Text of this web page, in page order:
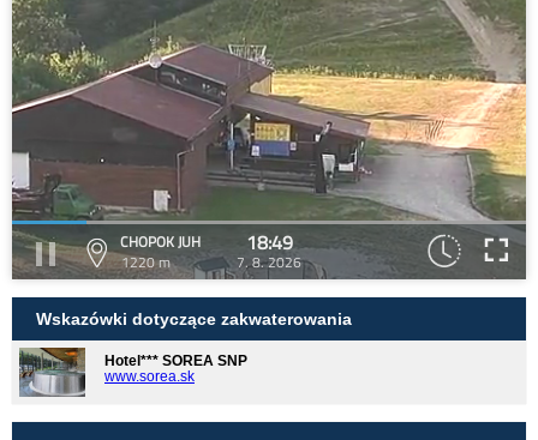
CHOPOK JUH
1220 m
18:49
7. 8. 2026
Wskazówki dotyczące zakwaterowania
Hotel*** SOREA SNP
www.sorea.sk